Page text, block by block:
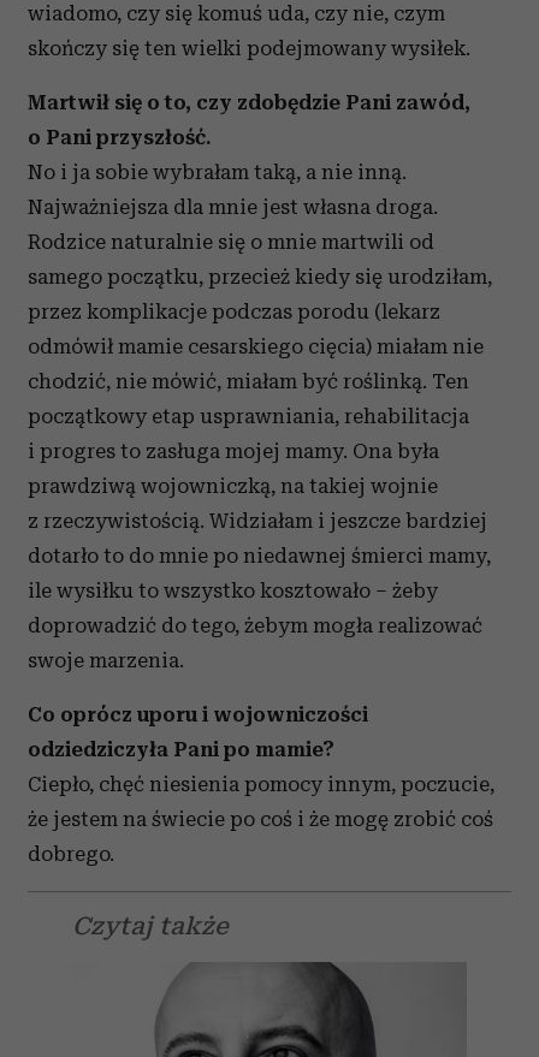
wiadomo, czy się komuś uda, czy nie, czym
skończy się ten wielki podejmowany wysiłek.
Martwił się o to, czy zdobędzie Pani zawód,
o Pani przyszłość.
No i ja sobie wybrałam taką, a nie inną.
Najważniejsza dla mnie jest własna droga.
Rodzice naturalnie się o mnie martwili od
samego początku, przecież kiedy się urodziłam,
przez komplikacje podczas porodu (lekarz
odmówił mamie cesarskiego cięcia) miałam nie
chodzić, nie mówić, miałam być roślinką. Ten
początkowy etap usprawniania, rehabilitacja
i progres to zasługa mojej mamy. Ona była
prawdziwą wojowniczką, na takiej wojnie
z rzeczywistością. Widziałam i jeszcze bardziej
dotarło to do mnie po niedawnej śmierci mamy,
ile wysiłku to wszystko kosztowało – żeby
doprowadzić do tego, żebym mogła realizować
swoje marzenia.
Co oprócz uporu i wojowniczości
odziedziczyła Pani po mamie?
Ciepło, chęć niesienia pomocy innym, poczucie,
że jestem na świecie po coś i że mogę zrobić coś
dobrego.
Czytaj także